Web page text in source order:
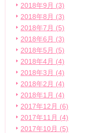
2018年9月 (3)
2018年8月 (3)
2018年7月 (5)
2018年6月 (3)
2018年5月 (5)
2018年4月 (4)
2018年3月 (4)
2018年2月 (4)
2018年1月 (4)
2017年12月 (6)
2017年11月 (4)
2017年10月 (5)